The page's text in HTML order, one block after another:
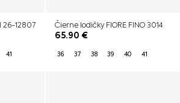
26-12807
41
Čierne lodičky FIORE FINO 3014
65.90 €
36 37 38 39 40 41